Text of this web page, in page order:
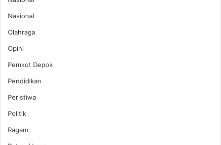
Nasional
Olahraga
Opini
Pemkot Depok
Pendidikan
Peristiwa
Politik
Ragam